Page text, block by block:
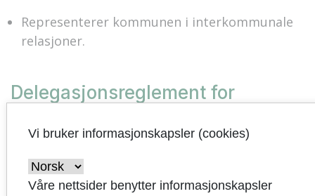
Representerer kommunen i interkommunale
relasjoner.
Delegasjonsreglement for
kommunedirektøren
Vi bruker informasjonskapsler (cookies)
Våre nettsider benytter informasjonskapsler